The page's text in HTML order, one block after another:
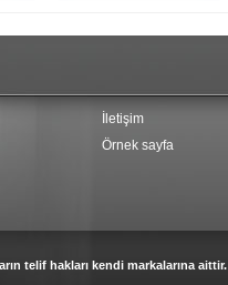
İletişim
Örnek sayfa
telif hakları kendi markalarına aittir.